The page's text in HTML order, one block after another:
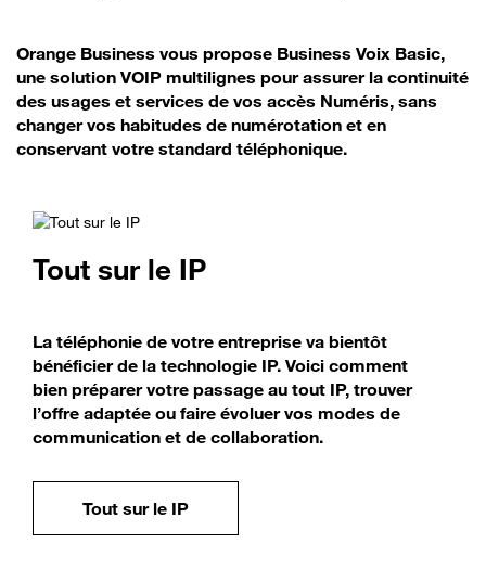
Orange Business vous propose Business Voix Basic,
une solution VOIP multilignes pour assurer la continuité
des usages et services de vos accès Numéris, sans
changer vos habitudes de numérotation et en
conservant votre standard téléphonique.
Tout sur le IP
La téléphonie de votre entreprise va bientôt
bénéficier de la technologie IP. Voici comment
bien préparer votre passage au tout IP, trouver
l’offre adaptée ou faire évoluer vos modes de
communication et de collaboration.
Tout sur le IP